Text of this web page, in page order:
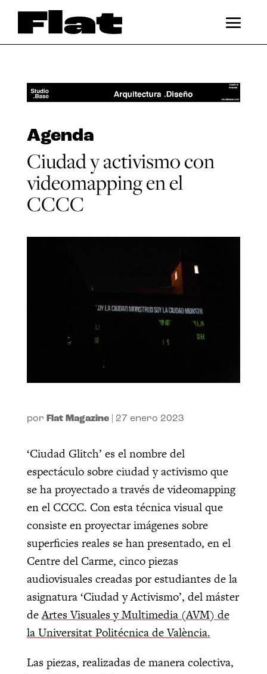
Agenda
Ciudad y activismo con
videomapping en el
CCCC
por Flat Magazine| 27 enero 2023
‘Ciudad Glitch’ es el nombre del
espectáculo sobre ciudad y activismo que
se ha proyectado a través de videomapping
en el CCCC. Con esta técnica visual que
consiste en proyectar imágenes sobre
superficies reales se han presentado, en el
Centre del Carme, cinco piezas
audiovisuales creadas por estudiantes de la
asignatura ‘Ciudad y Activismo’, del máster
deArtes Visuales y Multimedia (AVM) de
la Universitat Politécnica de València.
Las piezas, realizadas de manera colectiva,